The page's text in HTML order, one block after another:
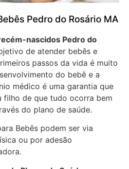
Pedro do Rosário MA
nascidos Pedro do
de atender bebês e
passos da vida é muito
do bebê e a
médico é uma garantia que
filho de que tudo ocorra bem
do plano de saúde.
Bebês podem ser via
ou por adesão